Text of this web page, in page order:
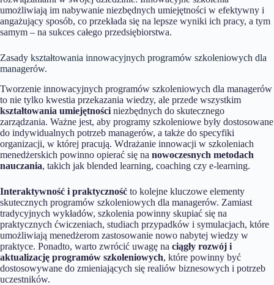
umożliwiają im nabywanie niezbędnych umiejętności w efektywny i
angażujący sposób, co przekłada się na lepsze wyniki ich pracy, a tym
samym – na sukces całego przedsiębiorstwa.
Zasady kształtowania innowacyjnych programów szkoleniowych dla
managerów.
Tworzenie innowacyjnych programów szkoleniowych dla managerów
to nie tylko kwestia przekazania wiedzy, ale przede wszystkim
kształtowania umiejętności niezbędnych do skutecznego
zarządzania. Ważne jest, aby programy szkoleniowe były dostosowane
do indywidualnych potrzeb managerów, a także do specyfiki
organizacji, w której pracują. Wdrażanie innowacji w szkoleniach
menedżerskich powinno opierać się na nowoczesnych metodach
nauczania, takich jak blended learning, coaching czy e-learning.
Interaktywność i praktyczność to kolejne kluczowe elementy
skutecznych programów szkoleniowych dla managerów. Zamiast
tradycyjnych wykładów, szkolenia powinny skupiać się na
praktycznych ćwiczeniach, studiach przypadków i symulacjach, które
umożliwiają menedżerom zastosowanie nowo nabytej wiedzy w
praktyce. Ponadto, warto zwrócić uwagę na ciągły rozwój i
aktualizację programów szkoleniowych, które powinny być
dostosowywane do zmieniających się realiów biznesowych i potrzeb
uczestników.